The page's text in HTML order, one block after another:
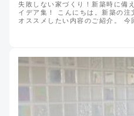
失敗しない家づくり！新築時に備
イデア集！ こんにちは。新築の
オススメしたい内容のご紹介。